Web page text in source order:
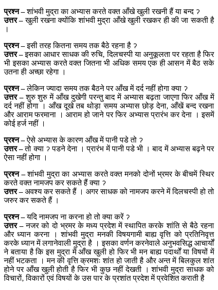
प्रश्न –शांभवी मुद्रा का अभ्यास करते वक्त आँखे खुली रखनी हैं या बन्द ॽ
उत्तर –खुली रखना क्योंकि शांभवी मुद्रा आँखे खुली रखकर ही की जा सकती है
।
प्रश्न –इसी तरह कितना समय तक बैठे रहना है ॽ
उत्तर –इसका आधार साधक की रुचि, दिलचस्पी या अनुकूलता पर रहता है फिर
भी इसका अभ्यास करते वक्त जितना भी अधिक समय एक ही आसन में बैठ सके
उतना ही अच्छा रहेगा ।
प्रश्न –लेकिन ज्यादा समय तक बैठने पर आँख में दर्द नहीं होगा क्या ॽ
उत्तर –शुरु शुरु में आँख दुखेगी परन्तु बाद में अभ्यास बढ़ता जाएगा फिर आँख में
दर्द नहीं होगा । आँख दूखे तब थोड़ा समय अभ्यास छोड़ देना, आँखें बन्द रखना
और आराम फरमाना । आराम हो जाने पर फिर अभ्यास प्रारंभ कर देना । इसमें
कोई हर्ज नहीं ।
प्रश्न –ऐसे अभ्यास के कारण आँख में पानी पडे तो ॽ
उत्तर –तो क्या ॽ पडने देना । प्रारंभ में पानी पडे भी । बाद में अभ्यास बढ़ने पर
ऐसा नहीं होगा ।
प्रश्न –शांभवी मुद्रा का अभ्यास करते वक्त मनको दोनों भ्रमर के बीचमें स्थिर
करते वक्त नामजप कर सकते हैं क्या ॽ
उत्तर –अवश्य कर सकते हैं । अगर साधक को नामजप करने में दिलचस्पी हो तो
जरुर कर सकते हैं ।
प्रश्न –यदि नामजप ना करना हो तो क्या करें ॽ
उत्तर –नजर को दो भ्रमर के मध्य प्रदेश में स्थापित करके शांति से बैठे रहना
और ध्यान करना । शांभवी मुद्रा मनकी विषयगामी बाह्य वृत्ति को प्रतिनिवृत्त
करके ध्यान में लगानेवाली मुद्रा है । इसका वर्णन करनेवाले अनुभवसिद्ध आचार्यों
ने बताया है कि इस मुद्रा में आँख खुली हो फिर भी मन बाह्य पदार्थों या विषयों में
नहीं भटकता । मन की वृत्ति क्रमशः शांत हो जाती है और अन्त में बिलकुल शांत
होने पर आँख खुली होती है फिर भी कुछ नहीं देखती । शांभवी मुद्रा साधक को
विचारों, विकारों एवं विषयों के उस पार के प्रशांत प्रदेश में प्रवेशित कराती है